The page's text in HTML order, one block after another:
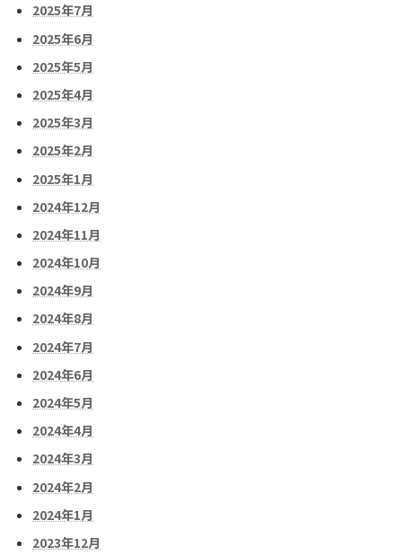
2025年7月
2025年6月
2025年5月
2025年4月
2025年3月
2025年2月
2025年1月
2024年12月
2024年11月
2024年10月
2024年9月
2024年8月
2024年7月
2024年6月
2024年5月
2024年4月
2024年3月
2024年2月
2024年1月
2023年12月